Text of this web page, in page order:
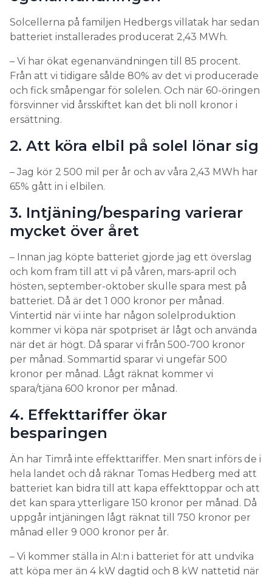
Solcellerna på familjen Hedbergs villatak har sedan
batteriet installerades producerat 2,43 MWh.
– Vi har ökat egenanvändningen till 85 procent.
Från att vi tidigare sålde 80% av det vi producerade
och fick småpengar för solelen. Och när 60-öringen
försvinner vid årsskiftet kan det bli noll kronor i
ersättning.
2. Att köra elbil på solel lönar sig
– Jag kör 2 500 mil per år och av våra 2,43 MWh har
65% gått in i elbilen.
3. Intjäning/besparing varierar
mycket över året
– Innan jag köpte batteriet gjorde jag ett överslag
och kom fram till att vi på våren, mars-april och
hösten, september-oktober skulle spara mest på
batteriet. Då är det 1 000 kronor per månad.
Vintertid när vi inte har någon solelproduktion
kommer vi köpa när spotpriset är lågt och använda
när det är högt. Då sparar vi från 500-700 kronor
per månad. Sommartid sparar vi ungefär 500
kronor per månad. Lågt räknat kommer vi
spara/tjäna 600 kronor per månad.
4. Effekttariffer ökar
besparingen
Än har Timrå inte effekttariffer. Men snart införs de i
hela landet och då räknar Tomas Hedberg med att
batteriet kan bidra till att kapa effekttoppar och att
det kan spara ytterligare 150 kronor per månad. Då
uppgår intjäningen lågt räknat till 750 kronor per
månad eller 9 000 kronor per år.
– Vi kommer ställa in AI:n i batteriet för att undvika
att köpa mer än 4 kW dagtid och 8 kW nattetid när